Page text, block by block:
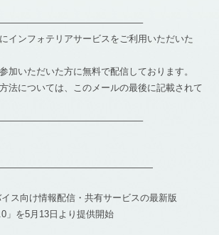
インフォテリアサービスをご利用いただいた
加いただいた方に無料で配信しております。
法については、このメールの最後に記載されて
ス向け情報配信・共有サービスの最新版
を5月13日より提供開始